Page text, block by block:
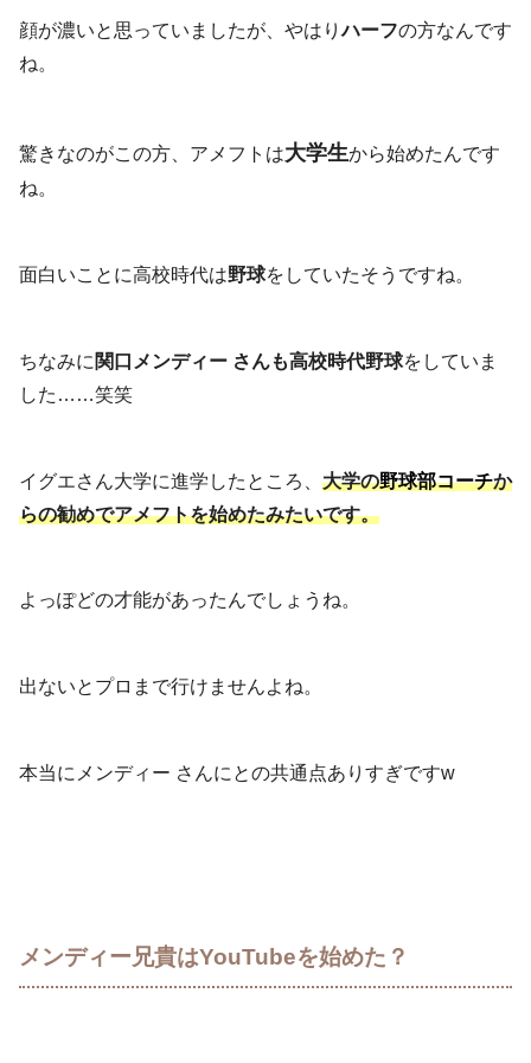
顔が濃いと思っていましたが、やはりハーフの方なんです
ね。
驚きなのがこの方、アメフトは大学生から始めたんです
ね。
面白いことに高校時代は野球をしていたそうですね。
ちなみに 関口メンディー さんも高校時代野球をしていま
した……笑笑
イグエさん大学に進学したところ、 大学の野球部コーチか
らの勧めでアメフトを始めたみたいです。
よっぽどの才能があったんでしょうね。
出ないとプロまで行けませんよね。
本当にメンディー さんにとの共通点ありすぎですw
メンディー兄貴はYouTubeを始めた？